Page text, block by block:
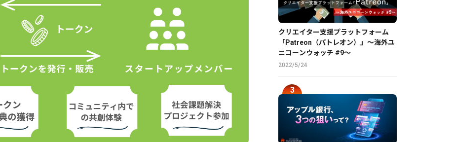
クリエイター支援プラットフォーム
「Patreon（パトレオン）」〜海外ユ
ニコーンウォッチ #9〜
2022/5/24